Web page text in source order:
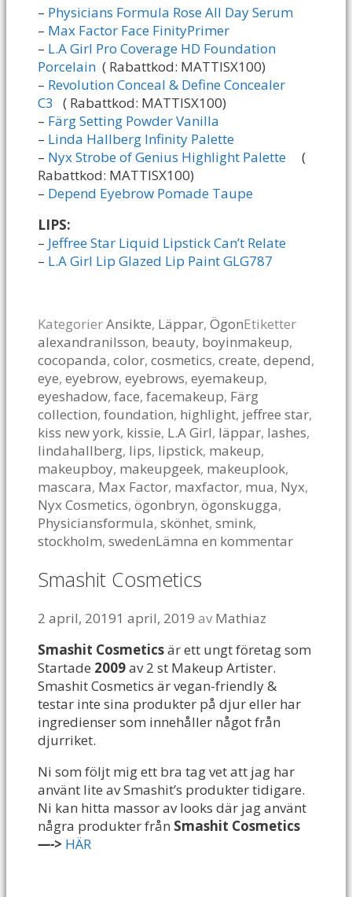
– Physicians Formula Rose All Day Serum
– Max Factor Face FinityPrimer
– L.A Girl Pro Coverage HD Foundation
Porcelain ( Rabattkod: MATTISX100)
– Revolution Conceal & Define Concealer
C3 ( Rabattkod: MATTISX100)
– Färg Setting Powder Vanilla
– Linda Hallberg Infinity Palette
– Nyx Strobe of Genius Highlight Palette
(
Rabattkod: MATTISX100)
– Depend Eyebrow Pomade Taupe
LIPS:
– Jeffree Star Liquid Lipstick Can’t Relate
– L.A Girl Lip Glazed Lip Paint GLG787
KategorierAnsikte, Läppar, ÖgonEtiketter
alexandranilsson, beauty, boyinmakeup,
cocopanda, color, cosmetics, create, depend,
eye, eyebrow, eyebrows, eyemakeup,
eyeshadow, face, facemakeup, Färg
collection, foundation, highlight, jeffree star,
kiss new york, kissie, L.A Girl, läppar, lashes,
lindahallberg, lips, lipstick, makeup,
makeupboy, makeupgeek, makeuplook,
mascara, Max Factor, maxfactor, mua, Nyx,
Nyx Cosmetics, ögonbryn, ögonskugga,
Physiciansformula, skönhet, smink,
stockholm, swedenLämna en kommentar
Smashit Cosmetics
2 april, 20191 april, 2019 avMathiaz
Smashit Cosmeticsär ett ungt företag som
Startade 2009av 2 st Makeup Artister.
Smashit Cosmetics är vegan-friendly &
testar inte sina produkter på djur eller har
ingredienser som innehåller något från
djurriket.
Ni som följt mig ett bra tag vet att jag har
använt lite av Smashit’s produkter tidigare.
Ni kan hitta massor av looks där jag använt
några produkter från Smashit Cosmetics
—-> HÄR